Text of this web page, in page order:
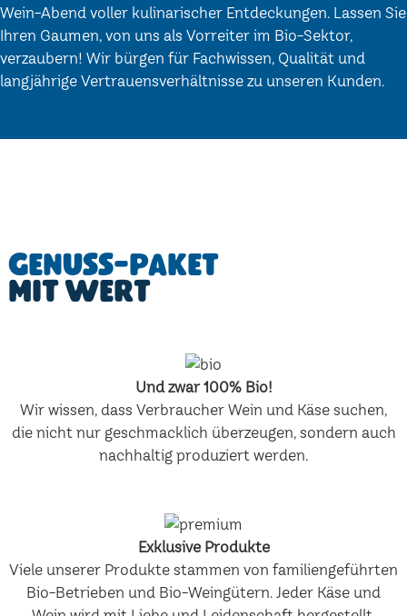
Wein-Abend voller kulinarischer Entdeckungen. Lassen Sie
Ihren Gaumen, von uns als Vorreiter im Bio-Sektor,
verzaubern! Wir bürgen für Fachwissen, Qualität und
langjährige Vertrauensverhältnisse zu unseren Kunden.
Genuss-Paket
mit Wert
Und zwar 100% Bio!
Wir wissen, dass Verbraucher Wein und Käse suchen,
die nicht nur geschmacklich überzeugen, sondern auch
nachhaltig produziert werden.
Exklusive Produkte
Viele unserer Produkte stammen von familiengeführten
Bio-Betrieben und Bio-Weingütern. Jeder Käse und